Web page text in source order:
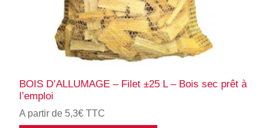
BOIS D’ALLUMAGE – Filet ±25 L – Bois sec prêt à
l’emploi
A partir de 5,3€ TTC